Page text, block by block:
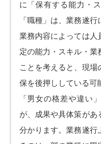
に「保有する能力・
「職種」は、業務遂
業務内容によっては人
定の能力・スキル・業
ことを考えると、現場
保を後押ししている可
「男女の格差や違い
が、成果や具体策があ
分かります。業務遂行